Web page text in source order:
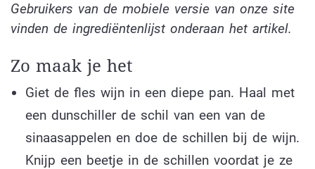
Gebruikers van de mobiele versie van onze site
vinden de ingrediëntenlijst onderaan het artikel.
Zo maak je het
Giet de fles wijn in een diepe pan. Haal met
een dunschiller de schil van een van de
sinaasappelen en doe de schillen bij de wijn.
Knijp een beetje in de schillen voordat je ze